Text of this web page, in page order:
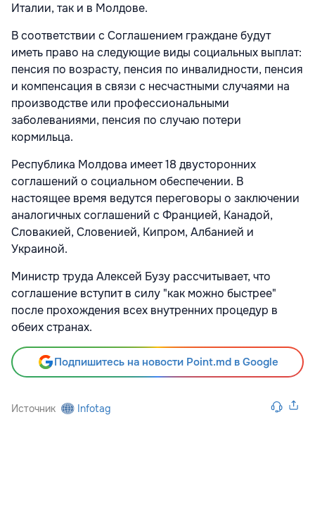
Италии, так и в Молдове.
В соответствии с Соглашением граждане будут
иметь право на следующие виды социальных выплат:
пенсия по возрасту, пенсия по инвалидности, пенсия
и компенсация в связи с несчастными случаями на
производстве или профессиональными
заболеваниями, пенсия по случаю потери
кормильца.
Республика Молдова имеет 18 двусторонних
соглашений о социальном обеспечении. В
настоящее время ведутся переговоры о заключении
аналогичных соглашений с Францией, Канадой,
Словакией, Словенией, Кипром, Албанией и
Украиной.
Министр труда Алексей Бузу рассчитывает, что
соглашение вступит в силу "как можно быстрее"
после прохождения всех внутренних процедур в
обеих странах.
Подпишитесь на новости Point.md в Google
Источник Infotag